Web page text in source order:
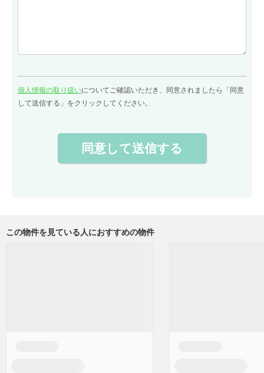
個人情報の取り扱いについてご確認いただき、同意されましたら「同意
して送信する」をクリックしてください。
この物件を見ている人におすすめの物件